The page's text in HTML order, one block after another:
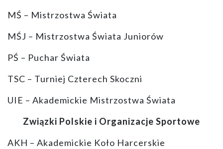
MŚ – Mistrzostwa Świata
MŚJ – Mistrzostwa Świata Juniorów
PŚ – Puchar Świata
TSC – Turniej Czterech Skoczni
UIE – Akademickie Mistrzostwa Świata
Związki Polskie i Organizacje Sportowe
AKH – Akademickie Koło Harcerskie